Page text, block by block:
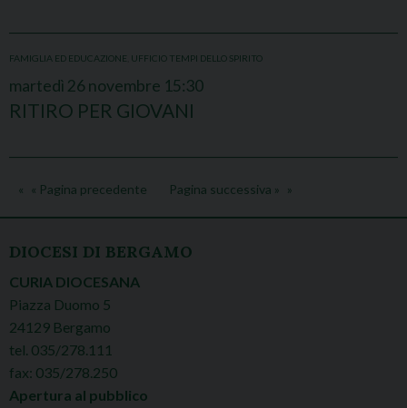
FAMIGLIA ED EDUCAZIONE UFFICIO TEMPI DELLO SPIRITO
martedì 26 novembre 15:30
RITIRO PER GIOVANI
« Pagina precedente Pagina successiva »
DIOCESI DI BERGAMO
CURIA DIOCESANA
Piazza Duomo 5
24129 Bergamo
tel. 035/278.111
fax: 035/278.250
Apertura al pubblico